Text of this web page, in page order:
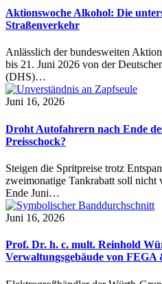
Aktionswoche Alkohol: Die
Straßenverkehr
Anlässlich der bundesweiten
bis 21. Juni 2026 von der
(DHS)…
Juni 16, 2026
Droht Autofahrern nach Ende
Preisschock?
Steigen die Spritpreise trotz
zweimonatige Tankrabatt soll nicht
Ende Juni…
Juni 16, 2026
Prof. Dr. h. c. mult. Reinhold
Verwaltungsgebäude von FEGA